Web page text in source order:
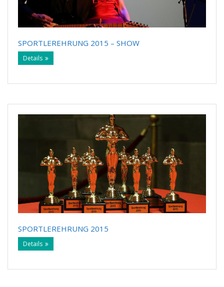
SPORTLEREHRUNG 2015 – SHOW
Details
SPORTLEREHRUNG 2015
Details